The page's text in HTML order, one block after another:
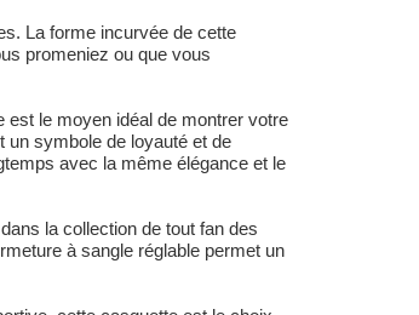
La forme incurvée de cette
promeniez ou que vous
est le moyen idéal de montrer votre
un symbole de loyauté et de
avec la même élégance et le
la collection de tout fan des
à sangle réglable permet un